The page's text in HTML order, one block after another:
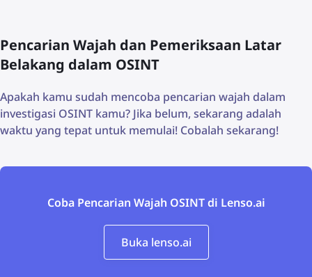
Pencarian Wajah dan Pemeriksaan Latar
Belakang dalam OSINT
Apakah kamu sudah mencoba pencarian wajah dalam
investigasi OSINT kamu? Jika belum, sekarang adalah
waktu yang tepat untuk memulai! Cobalah sekarang!
Coba Pencarian Wajah OSINT di Lenso.ai
Buka lenso.ai